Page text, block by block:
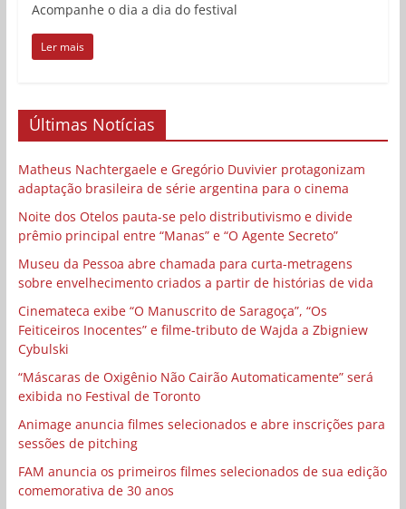
Acompanhe o dia a dia do festival
Ler mais
Últimas Notícias
Matheus Nachtergaele e Gregório Duvivier protagonizam
adaptação brasileira de série argentina para o cinema
Noite dos Otelos pauta-se pelo distributivismo e divide
prêmio principal entre “Manas” e “O Agente Secreto”
Museu da Pessoa abre chamada para curta-metragens
sobre envelhecimento criados a partir de histórias de vida
Cinemateca exibe “O Manuscrito de Saragoça”, “Os
Feiticeiros Inocentes” e filme-tributo de Wajda a Zbigniew
Cybulski
“Máscaras de Oxigênio Não Cairão Automaticamente” será
exibida no Festival de Toronto
Animage anuncia filmes selecionados e abre inscrições para
sessões de pitching
FAM anuncia os primeiros filmes selecionados de sua edição
comemorativa de 30 anos